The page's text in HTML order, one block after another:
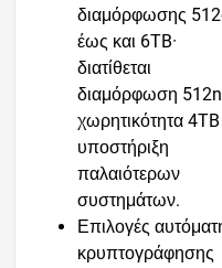
διαμόρφωσης
έως και 6TB·
διατίθεται
διαμόρφωση
χωρητικότητα 4TB
υποστήριξη
παλαιότερων
συστημάτων.
Επιλογές
κρυπτογράφησης